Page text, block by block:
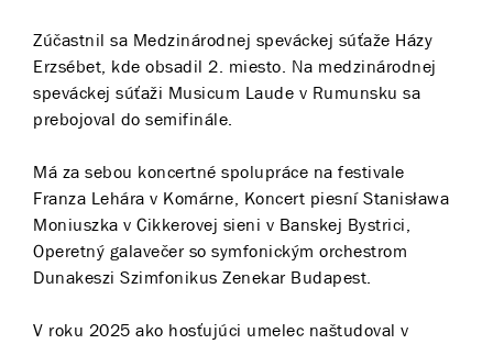
Zúčastnil sa Medzinárodnej speváckej súťaže Házy
Erzsébet, kde obsadil 2. miesto. Na medzinárodnej
speváckej súťaži Musicum Laude v Rumunsku sa
prebojoval do semifinále.
Má za sebou koncertné spolupráce na festivale
Franza Lehára v Komárne, Koncert piesní Stanisława
Moniuszka v Cikkerovej sieni v Banskej Bystrici,
Operetný galavečer so symfonickým orchestrom
Dunakeszi Szimfonikus Zenekar Budapest.
V roku 2025 ako hosťujúci umelec naštudoval v